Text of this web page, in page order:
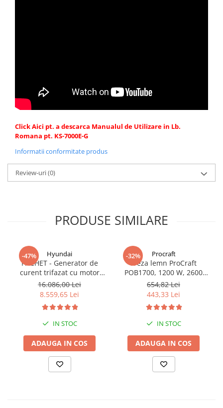
Click Aici pt. a descarca Manualul de Utilizare in Lb.
Romana pt. KS-7000E-G
Informatii conformitate produs
Review-uri(0)
PRODUSE SIMILARE
-47% Hyundai
PACHET - Generator de
curent trifazat cu motor
diesel Hyundai DHY8600SE-
T, putere motor 12 CP,
Putere maxima 7.9 kVA,
tensiune 380 / 220 V +
Automatizare trifazata
ATS12-3P
16.086,00 Lei
8.559,65 Lei
IN STOC
ADAUGA IN COS
-32% Procraft
Freza lemn ProCraft
POB1700, 1200 W, 2600
Rpm cu 12 freze pentru
lemn incluse in pachet
654,82 Lei
443,33 Lei
IN STOC
ADAUGA IN COS